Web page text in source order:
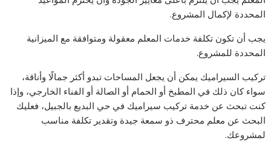
المحددة لإكمال المشروع.
يجب أن تكون تكلفة خدمات المعلم معقولة ومتوافقة مع الميزانية
المحددة للمشروع.
تركيب السيراميك يمكن أن يجعل المساحات تبدو أكثر جمالًا وأناقة،
سواء كان ذلك في المطبخ أو الحمام أو الصالة أو الفناء الخارجي، وإذا
كنت تبحث عن خدمة تركيب سيراميك في حي البديع بالجبيل، فعليك
البحث عن معلم محترف ذو سمعة جيدة وتقدير تكلفة مناسب
لمشروعك.